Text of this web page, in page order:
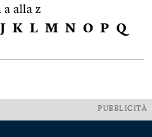
alla z
J K L M N O P Q
PUBBLICITÀ